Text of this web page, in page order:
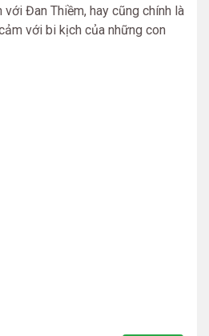
với Đan Thiềm, hay cũng chính là
với bi kịch của những con